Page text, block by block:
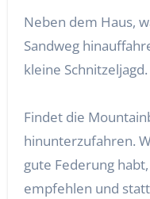
Neben dem Haus,
Sandweg
kleine Schnitzeljagd.
Findet die
hinunterzufahren.
gute Federung
empfehlen und